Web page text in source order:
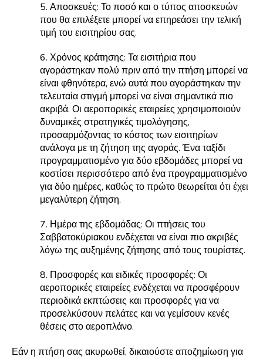
5. Αποσκευές: Το ποσό και ο τύπος αποσκευών
που θα επιλέξετε μπορεί να επηρεάσει την τελική
τιμή του εισιτηρίου σας.
6. Χρόνος κράτησης: Τα εισιτήρια που
αγοράστηκαν πολύ πριν από την πτήση μπορεί να
είναι φθηνότερα, ενώ αυτά που αγοράστηκαν την
τελευταία στιγμή μπορεί να είναι σημαντικά πιο
ακριβά. Οι αεροπορικές εταιρείες χρησιμοποιούν
δυναμικές στρατηγικές τιμολόγησης,
προσαρμόζοντας το κόστος των εισιτηρίων
ανάλογα με τη ζήτηση της αγοράς. Ένα ταξίδι
προγραμματισμένο για δύο εβδομάδες μπορεί να
κοστίσει περισσότερο από ένα προγραμματισμένο
για δύο ημέρες, καθώς το πρώτο θεωρείται ότι έχει
μεγαλύτερη ζήτηση.
7. Ημέρα της εβδομάδας: Οι πτήσεις του
Σαββατοκύριακου ενδέχεται να είναι πιο ακριβές
λόγω της αυξημένης ζήτησης από τους τουρίστες.
8. Προσφορές και ειδικές προσφορές: Οι
αεροπορικές εταιρείες ενδέχεται να προσφέρουν
περιοδικά εκπτώσεις και προσφορές για να
προσελκύσουν πελάτες και να γεμίσουν κενές
θέσεις στο αεροπλάνο.
Εάν η πτήση σας ακυρωθεί, δικαιούστε αποζημίωση για